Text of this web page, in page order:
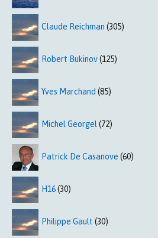
Claude Reichman (305)
Robert Bukinov(125)
Yves Marchand (85)
Michel Georgel (72)
Patrick De Casanove (60)
H16(30)
Philippe Gault (30)